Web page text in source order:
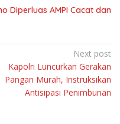
Diperluas AMPI Cacat dan
Next post
Kapolri Luncurkan Gerakan
Pangan Murah, Instruksikan
Antisipasi Penimbunan